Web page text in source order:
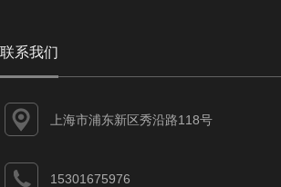
联系我们
上海市浦东新区秀沿路118号
15301675976